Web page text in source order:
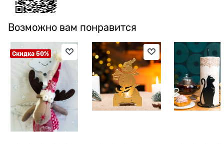
Возможно вам понравится
Скидка 50%